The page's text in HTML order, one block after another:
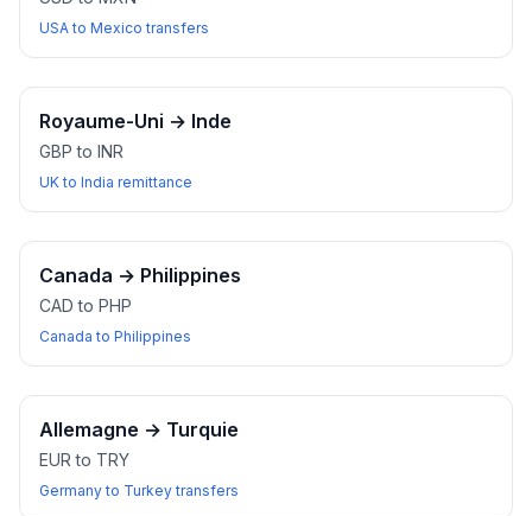
USA to Mexico transfers
Royaume-Uni → Inde
GBP to INR
UK to India remittance
Canada → Philippines
CAD to PHP
Canada to Philippines
Allemagne → Turquie
EUR to TRY
Germany to Turkey transfers